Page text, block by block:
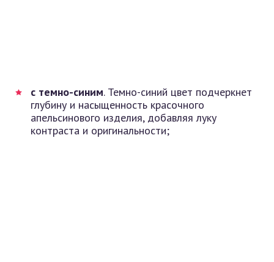
с темно-синим. Темно-синий цвет подчеркнет
глубину и насыщенность красочного
апельсинового изделия, добавляя луку
контраста и оригинальности;